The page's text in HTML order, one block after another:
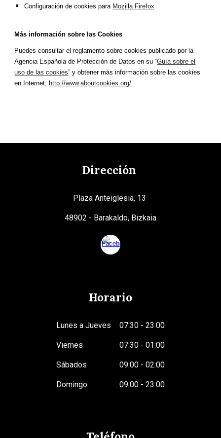
Configuración de cookies para Mozilla Firefox
Más información sobre las Cookies
Puedes consultar el reglamento sobre cookies publicado por la
Agencia Española de Protección de Datos en su “Guía sobre el
uso de las cookies” y obtener más información sobre las cookies
en Internet, http://www.aboutcookies.org/
Dirección
Plaza Anteiglesia, 13
48902 - Barakaldo, Bizkaia
Horario
Lunes a Jueves 07:30 - 23:00
Viernes 07:30 - 01:00
Sábados 09:00 - 02:00
Domingo 09:00 - 23:00